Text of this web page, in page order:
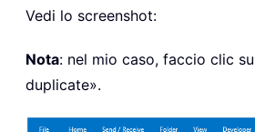
Vedi lo screenshot:
Nota: nel mio caso, faccio clic
duplicate».